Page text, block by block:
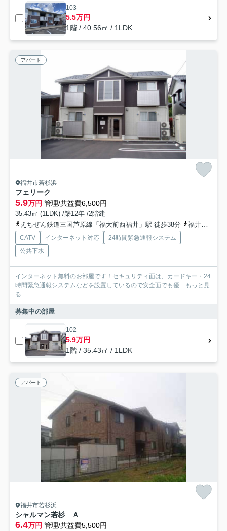
103
5.5万円
1階 / 40.56㎡ / 1LDK
アパート
福井市若杉浜
フェリーク
5.9万円 管理/共益費6,500円
35.43㎡ (1LDK) /築12年 /2階建
えちぜん鉄道三国芦原線「福大前西福井」駅 徒歩38分
福井鉄道市内軌道線「足羽山公園口」駅 徒歩40分
CATV インターネット対応
24時間緊急通報システム
公共下水
インターネット無料のお部屋です！セキュリティ面は、カードキー・24
時間緊急通報システムなどを設置しているので安全面でも優... もっと見
る
募集中の部屋
102
5.9万円
1階 / 35.43㎡ / 1LDK
アパート
福井市若杉浜
シャルマン若杉 Ａ
6.4万円 管理/共益費5,500円